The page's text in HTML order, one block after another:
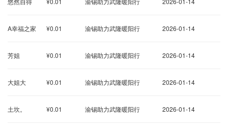
A幸福之家 ¥0.01 渝锡助力武隆暖阳行 2026-01-14
芳姐 ¥0.01 渝锡助力武隆暖阳行 2026-01-14
大姐大 ¥0.01 渝锡助力武隆暖阳行 2026-01-14
土坎。 ¥0.01 渝锡助力武隆暖阳行 2026-01-14